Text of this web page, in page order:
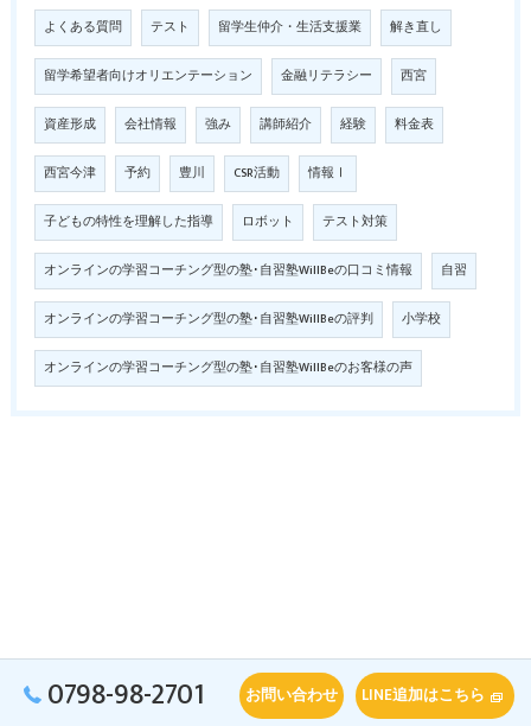
よくある質問 テスト 留学生仲介・生活支援業 解き直し
留学希望者向けオリエンテーション 金融リテラシー 西宮
資産形成 会社情報 強み 講師紹介 経験 料金表
西宮今津 予約 豊川 CSR活動 情報Ⅰ
子どもの特性を理解した指導 ロボット テスト対策
オンラインの学習コーチング型の塾･自習塾WillBeの口コミ情報 自習
オンラインの学習コーチング型の塾･自習塾WillBeの評判 小学校
オンラインの学習コーチング型の塾･自習塾WillBeのお客様の声
0798-98-2701 お問い合わせ LINE追加はこちら